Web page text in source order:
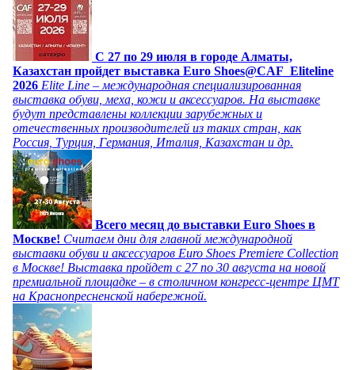
C 27 по 29 июля в городе Алматы,
Казахстан пройдет выставка Euro Shoes@CAF_Eliteline
2026 Elite Line – международная специализированная
выставка обуви, меха, кожи и аксессуаров. На выставке
будут представлены коллекции зарубежных и
отечественных производителей из таких стран, как
Россия, Турция, Германия, Италия, Казахстан и др.
Всего месяц до выставки Euro Shoes в
Москве! Считаем дни для главной международной
выставки обуви и аксессуаров Euro Shoes Premiere Collection
в Москве! Выставка пройдет с 27 по 30 августа на новой
премиальной площадке – в столичном конгресс-центре ЦМТ
на Краснопресненской набережной.